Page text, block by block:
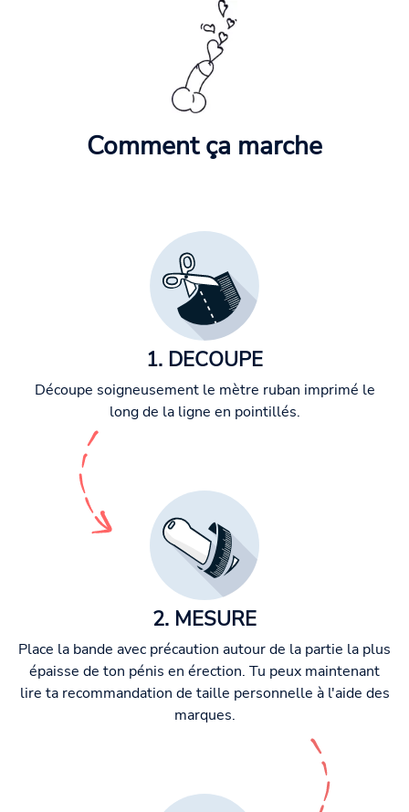
Comment ça marche
1. DECOUPE
Découpe soigneusement le mètre ruban imprimé le
long de la ligne en pointillés.
2. MESURE
Place la bande avec précaution autour de la partie la plus
épaisse de ton pénis en érection. Tu peux maintenant
lire ta recommandation de taille personnelle à l'aide des
marques.